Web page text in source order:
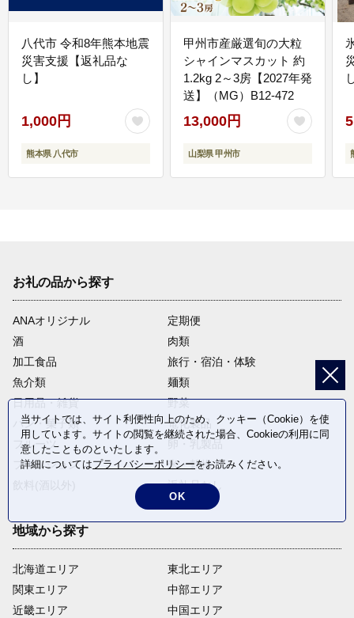
八代市 令和8年熊本地震
災害支援【返礼品な
し】
1,000円
熊本県 八代市
甲州市産厳選旬の大粒
シャインマスカット 約
1.2kg 2～3房【2027年発
送】（MG）B12-472
13,000円
山梨県 甲州市
お礼の品から探す
ANAオリジナル
定期便
酒
肉類
加工食品
旅行・宿泊・体験
魚介類
麺類
日用品・雑貨
野菜
パン・菓子類
電化製品
フルーツ
ファッション
米・穀物
返礼品なし
地域から探す
北海道エリア
関東エリア
近畿エリア
東北エリア
中部エリア
中国エリア
当サイトでは、サイト利便性向上のため、クッキー（Cookie）を使
用しています。サイトの閲覧を継続された場合、Cookieの利用に同
意したことものといたします。
詳細についてはプライバシーポリシーをお読みください。
OK